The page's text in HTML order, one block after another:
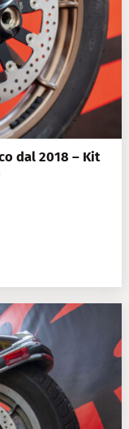
dal 2018 – Kit